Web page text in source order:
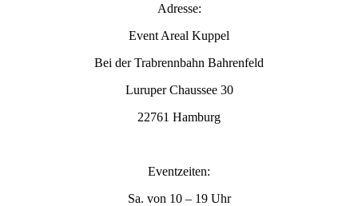
Adresse:
Event Areal Kuppel
Bei der Trabrennbahn Bahrenfeld
Luruper Chaussee 30
22761 Hamburg
Eventzeiten:
Sa. von 10 – 19 Uhr